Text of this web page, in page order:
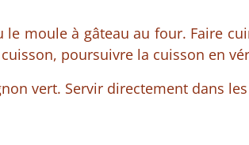
le moule à gâteau au four. Faire
poursuivre la cuisson en
vert. Servir directement dans